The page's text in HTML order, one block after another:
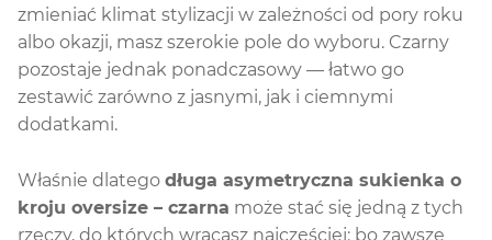
zmieniać klimat stylizacji w zależności od pory roku
albo okazji, masz szerokie pole do wyboru. Czarny
pozostaje jednak ponadczasowy — łatwo go
zestawić zarówno z jasnymi, jak i ciemnymi
dodatkami.
Właśnie dlatego długa asymetryczna sukienka o
kroju oversize – czarna może stać się jedną z tych
rzeczy, do których wracasz najczęściej: bo zawsze